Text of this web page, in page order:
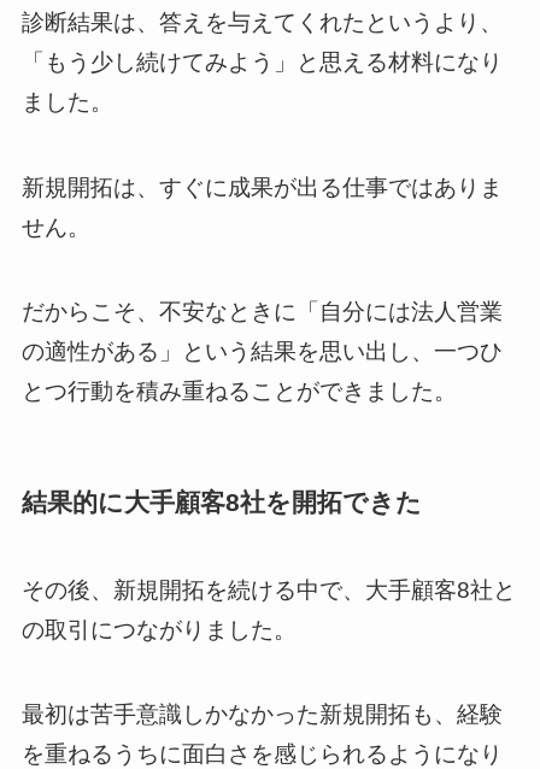
診断結果は、答えを与えてくれたというより、
「もう少し続けてみよう」と思える材料になり
ました。
新規開拓は、すぐに成果が出る仕事ではありま
せん。
だからこそ、不安なときに「自分には法人営業
の適性がある」という結果を思い出し、一つひ
とつ行動を積み重ねることができました。
結果的に大手顧客8社を開拓できた
その後、新規開拓を続ける中で、大手顧客8社と
の取引につながりました。
最初は苦手意識しかなかった新規開拓も、経験
を重ねるうちに面白さを感じられるようになり